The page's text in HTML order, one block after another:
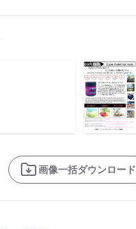
画像一括ダウンロード